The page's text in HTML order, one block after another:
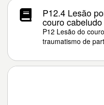
P12.4 Lesão
couro
P12 Lesão do
traumatismo de